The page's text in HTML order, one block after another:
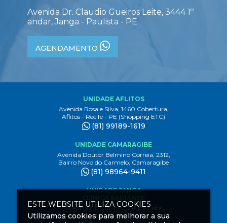
Avenida Dr. Claudio Gueiros Leite, 3444 1º
andar, Janga - Paulista - PE
AGENDAMENTO
UNIDADE AFLITOS
Avenida Rosa e Silva, 1460 Cobertura,
Aflitos - Recife - PE (Shopping ETC)
(81) 99189-1619
UNIDADE CAMARAGIBE
Avenida Doutor Belmino Correia, 2312,
Bairro Novo do Carmelo, Camaragibe
(81) 98964-9411
UNIDADE JANGA
Avenida Dr. Claudio Gueiros Leite,
3444 1º andar, Janga Paulista - PE
ESTE WEBSITE UTILIZA COOKIES
Utilizamos cookies para melhorar a sua